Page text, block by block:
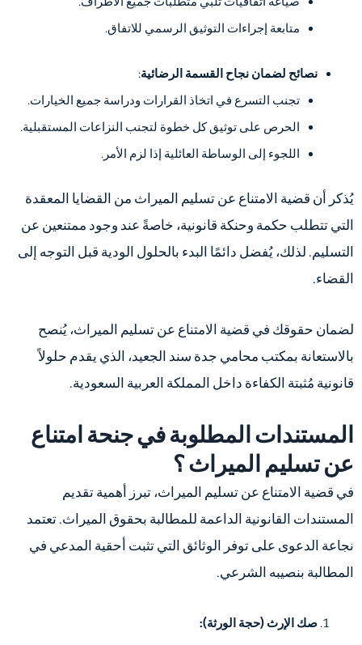
متابعة إجراءات التوثيق الرسمي للاتفاق.
نصائح لضمان نجاح القسمة الرضائية:
تجنب التسرع في اتخاذ القرارات ودراسة جميع الخيارات.
الحرص على توثيق كل خطوة لتجنب النزاعات المستقبلية.
اللجوء إلى الوساطة العائلية إذا لزم الأمر.
يُذكر أن قضية الامتناع عن تسليم الميراث من القضايا المعقدة
التي تتطلب حكمة وحنكة قانونية، خاصةً عند وجود ممتنعين عن
التسليم. لذلك، يُفضل دائمًا البدء بالحلول الودية قبل التوجه إلى
القضاء.
لضمان حقوقك في قضية الامتناع عن تسليم الميراث، يُنصح
بالاستعانة بمكتب محامي جدة سند الجعيد، الذي يقدم حلولاً
قانونية مُثبتة الكفاءة داخل المملكة العربية السعودية.
المستندات المطلوبة في جنحة امتناع
عن تسليم الميراث ؟
في قضية الامتناع عن تسليم الميراث، تبرز أهمية تقديم
المستندات القانونية الداعمة للمطالبة بحقوق الميراث. تعتمد
نجاعة الدعوى على توفر الوثائق التي تثبت أحقية المدعي في
المطالبة بنصيبه الشرعي.
صك الإرث (حجة الورثة):